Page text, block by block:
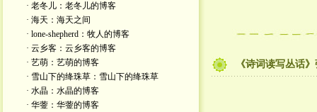
· 老冬儿：老冬儿的博客
· 海天：海天之间
· lone-shepherd：牧人的博客
· 云乡客：云乡客的博客
· 艺萌：艺萌的博客
· 雪山下的绛珠草：雪山下的绛珠草
· 水晶：水晶的博客
· 华蓥：华蓥的博客
《诗词读写丛话